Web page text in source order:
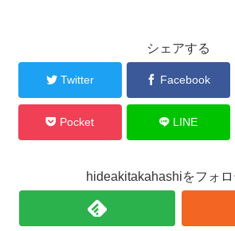
シェアする
Twitter Facebook
Pocket LINE
hideakitakahashiをフォ